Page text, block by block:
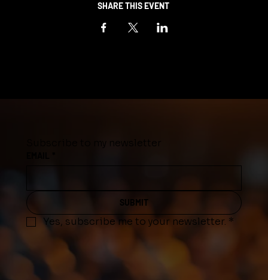
SHARE THIS EVENT
Subscribe to my newsletter
SUBMIT
Yes, subscribe me to your newsletter. *